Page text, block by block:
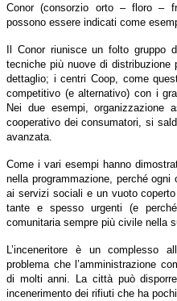
Conor (consorzio orto – floro –
possono essere indicati come
Il Conor riunisce un folto gruppo
tecniche più nuove di distribuzione
dettaglio; i centri Coop, come
competitivo (e alternativo) con i
Nei due esempi, organizzazione
cooperativo dei consumatori, si
avanzata.
Come i vari esempi hanno
nella programmazione, perché ogni
ai servizi sociali e un vuoto
tante e spesso urgenti (e
comunitaria sempre più civile nella
L’inceneritore è un complesso
problema che l’amministrazione
di molti anni. La città può
incenerimento dei rifiuti che ha